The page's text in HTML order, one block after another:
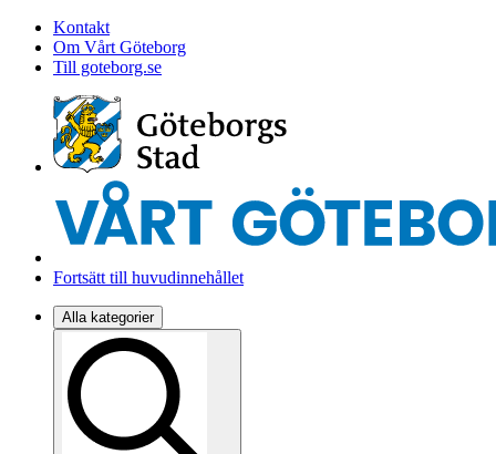
Kontakt
Om Vårt Göteborg
Till goteborg.se
Fortsätt till huvudinnehållet
Alla kategorier